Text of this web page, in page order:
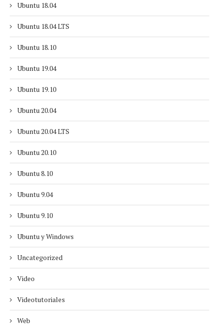
Ubuntu 18.04
Ubuntu 18.04 LTS
Ubuntu 18.10
Ubuntu 19.04
Ubuntu 19.10
Ubuntu 20.04
Ubuntu 20.04 LTS
Ubuntu 20.10
Ubuntu 8.10
Ubuntu 9.04
Ubuntu 9.10
Ubuntu y Windows
Uncategorized
Video
Videotutoriales
Web